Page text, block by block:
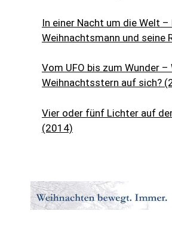
In einer Nacht um die Welt –
Weihnachtsmann und seine
Vom UFO bis zum Wunder
Weihnachtsstern auf sich?
Vier oder fünf Lichter auf
(2014)